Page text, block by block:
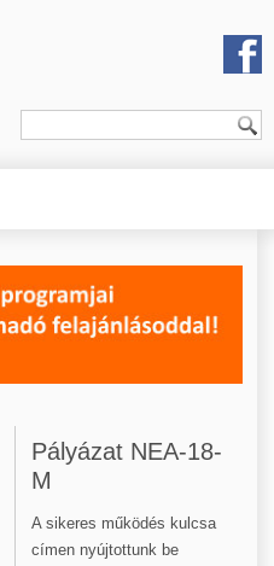
Pályázat NEA-18-
M
A sikeres működés kulcsa
címen nyújtottunk be